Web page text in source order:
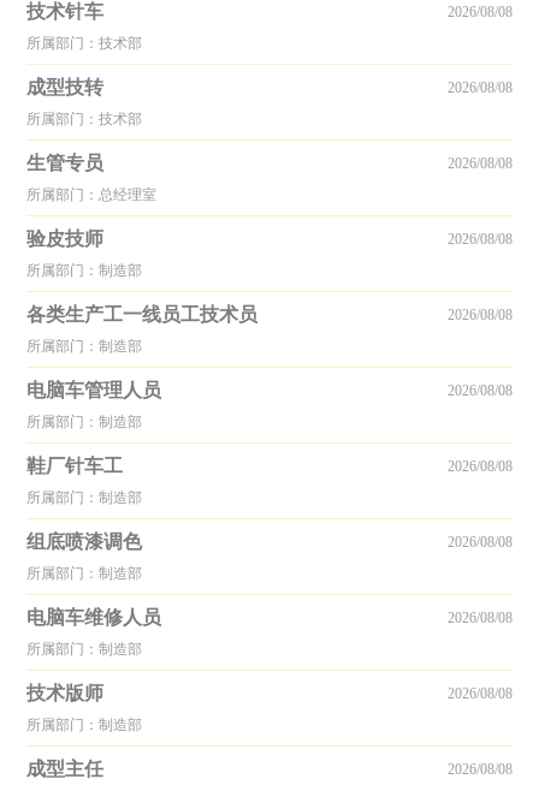
技术针车
所属部门：技术部
2026/08/08
成型技转
所属部门：技术部
2026/08/08
生管专员
所属部门：总经理室
2026/08/08
验皮技师
所属部门：制造部
2026/08/08
各类生产工一线员工技术员
所属部门：制造部
2026/08/08
电脑车管理人员
所属部门：制造部
2026/08/08
鞋厂针车工
所属部门：制造部
2026/08/08
组底喷漆调色
所属部门：制造部
2026/08/08
电脑车维修人员
所属部门：制造部
2026/08/08
技术版师
所属部门：制造部
2026/08/08
成型主任 2026/08/08